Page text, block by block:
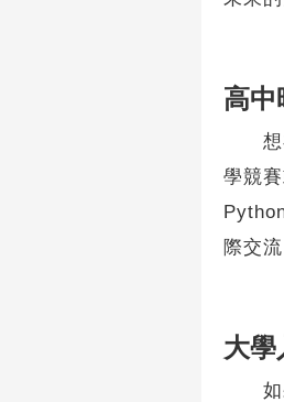
高中
想在
學競
際交
大學
如果